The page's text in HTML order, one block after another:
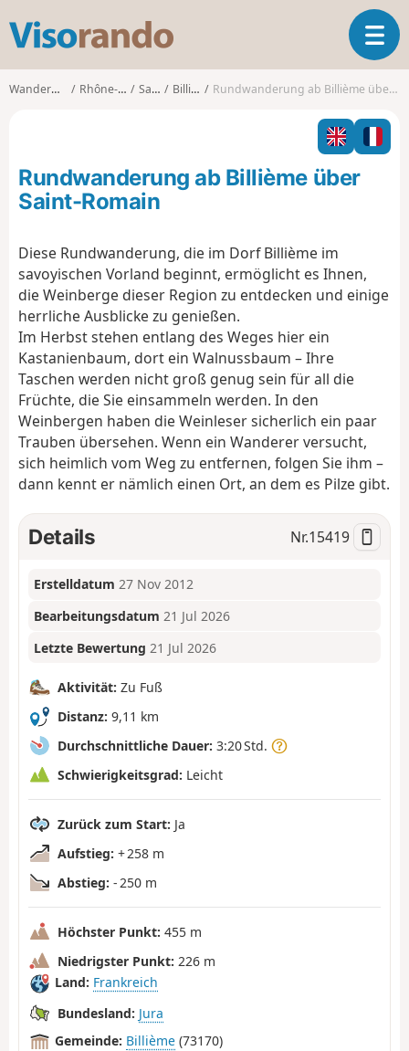
s
o
o
T
o
g
l
n
i
Wanderungen Rhône-Alpes Savoie Billième Rundwanderung ab Billième über Saint-Romain
Rundwanderung ab Billième über
Saint-Romain
Diese Rundwanderung, die im Dorf Billième im
savoyischen Vorland beginnt, ermöglicht es Ihnen,
die Weinberge dieser Region zu entdecken und einige
herrliche Ausblicke zu genießen.
Im Herbst stehen entlang des Weges hier ein
Kastanienbaum, dort ein Walnussbaum – Ihre
Taschen werden nicht groß genug sein für all die
Früchte, die Sie einsammeln werden. In den
Weinbergen haben die Weinleser sicherlich ein paar
Trauben übersehen. Wenn ein Wanderer versucht,
sich heimlich vom Weg zu entfernen, folgen Sie ihm –
dann kennt er nämlich einen Ort, an dem es Pilze gibt.
Details Nr.15419
Erstelldatum 27 Nov 2012
Bearbeitungsdatum 21 Jul 2026
Letzte Bewertung 21 Jul 2026
Aktivität: Zu Fuß
Distanz: 9,11 km
Durchschnittliche Dauer: 3:20 Std.
Schwierigkeitsgrad: Leicht
Zurück zum Start: Ja
Aufstieg: + 258 m
Abstieg: - 250 m
Höchster Punkt: 455 m
Niedrigster Punkt: 226 m
Land: Frankreich
Bundesland: Jura
Gemeinde: Billième (73170)